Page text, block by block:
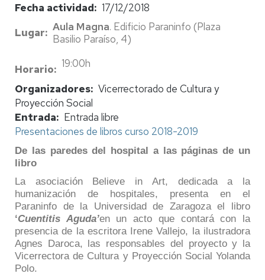
Fecha actividad
17/12/2018
Lugar
Aula Magna. Edificio Paraninfo (Plaza
Basilio Paraíso, 4)
Horario
19:00h
Organizadores Vicerrectorado de Cultura y
Proyección Social
Entrada
Entrada libre
Presentaciones de libros curso 2018-2019
De las paredes del hospital a las páginas de un
libro
La asociación Believe in Art, dedicada a la
humanización de hospitales, presenta en el
Paraninfo de la Universidad de Zaragoza el libro
‘Cuentitis Aguda’en un acto que contará con la
presencia de la escritora Irene Vallejo, la ilustradora
Agnes Daroca, las responsables del proyecto y la
Vicerrectora de Cultura y Proyección Social Yolanda
Polo.